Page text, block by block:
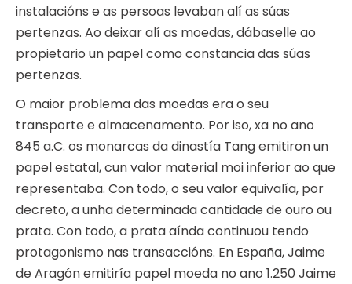
instalacións e as persoas levaban alí as súas
pertenzas. Ao deixar alí as moedas, dábaselle ao
propietario un papel como constancia das súas
pertenzas.
O maior problema das moedas era o seu
transporte e almacenamento. Por iso, xa no ano
845 a.C. os monarcas da dinastía Tang emitiron un
papel estatal, cun valor material moi inferior ao que
representaba. Con todo, o seu valor equivalía, por
decreto, a unha determinada cantidade de ouro ou
prata. Con todo, a prata aínda continuou tendo
protagonismo nas transaccións. En España, Jaime
de Aragón emitiría papel moeda no ano 1.250 Jaime